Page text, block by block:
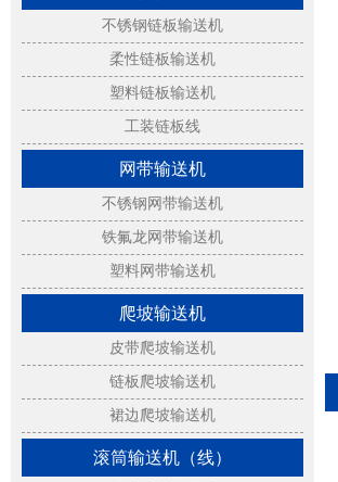
不锈钢链板输送机
柔性链板输送机
塑料链板输送机
工装链板线
网带输送机
不锈钢网带输送机
铁氟龙网带输送机
塑料网带输送机
爬坡输送机
皮带爬坡输送机
链板爬坡输送机
裙边爬坡输送机
滚筒输送机（线）